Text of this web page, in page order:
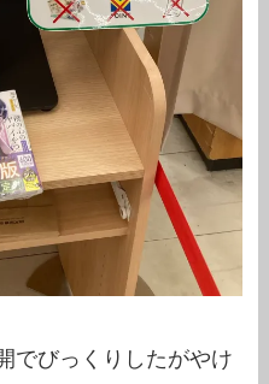
でびっくりしたがやけ